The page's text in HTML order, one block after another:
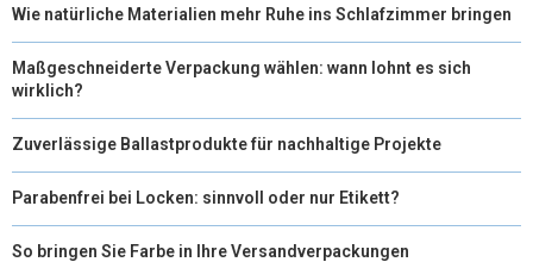
Wie natürliche Materialien mehr Ruhe ins Schlafzimmer bringen
Maßgeschneiderte Verpackung wählen: wann lohnt es sich
wirklich?
Zuverlässige Ballastprodukte für nachhaltige Projekte
Parabenfrei bei Locken: sinnvoll oder nur Etikett?
So bringen Sie Farbe in Ihre Versandverpackungen